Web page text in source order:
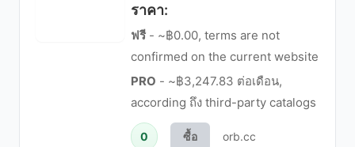
ราคา:
ฟรี- ~฿0.00, terms are not
confirmed on the current website
PRO - ~฿3,247.83 ต่อเดือน,
according ถึง third-party catalogs
0 ซื้อ orb.cc